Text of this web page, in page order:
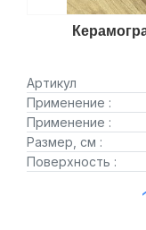
Артикул
Применение :
Применение :
Размер, см :
Поверхность :